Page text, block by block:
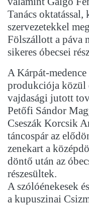
Tanács
szervezetekkel
Fölszállott a páva
sikeres óbecsei
A Kárpát-
produkciója közül
vajdasági jutott
Petőfi Sándor
Cseszák Korcsik
táncospár az
zenekart a
döntő után az
részesültek.
A szólóénekesek
a kupuszinai